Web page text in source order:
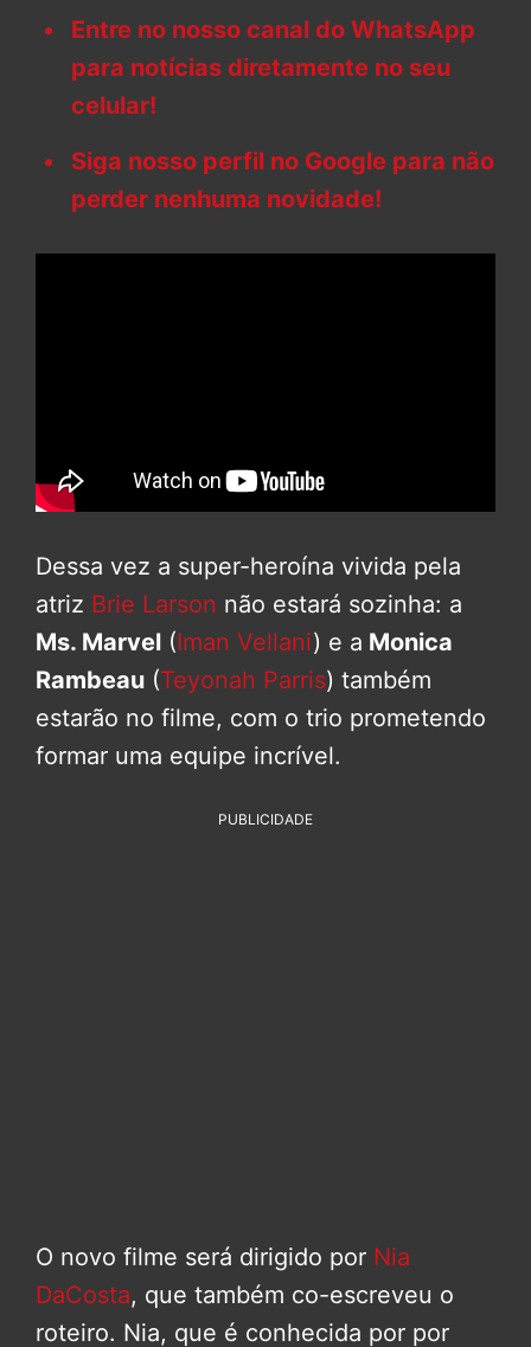
Entre no nosso canal do WhatsApp
para notícias diretamente no seu
celular!
Siga nosso perfil no Google para não
perder nenhuma novidade!
Dessa vez a super-heroína vivida pela
atriz Brie Larson não estará sozinha: a
Ms. Marvel (Iman Vellani) e a Monica
Rambeau (Teyonah Parris) também
estarão no filme, com o trio prometendo
formar uma equipe incrível.
PUBLICIDADE
O novo filme será dirigido por Nia
DaCosta, que também co-escreveu o
roteiro. Nia, que é conhecida por por